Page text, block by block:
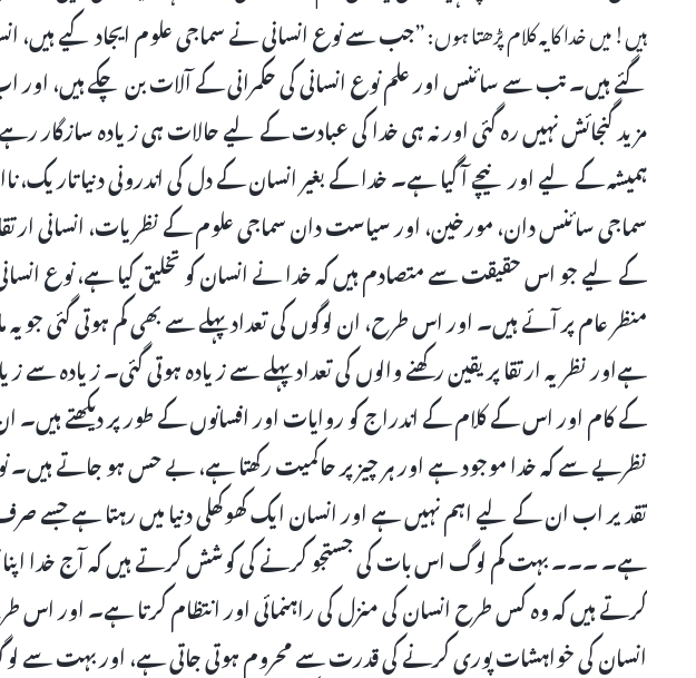
ہیں! میں خدا کا یہ کلام پڑھتا ہوں: ”جب سے نوع انسانی نے سماجی علوم ایجاد کیے ہیں،
گئے ہیں۔ تب سے سائنس اور علم نوع انسانی کی حکمرانی کے آلات بن چکے ہیں،
مزید گنجائش نہیں رہ گئی اور نہ ہی خدا کی عبادت کے لیے حالات ہی زیادہ سازگار
ہمیشہ کے لیے اور نیچے آ گیا ہے۔ خدا کے بغیر انسان کے دل کی اندرونی دنیا
سماجی سائنس دان، مورخین، اور سیاست دان سماجی علوم کے نظریات، انسانی
کے لیے جو اس حقیقت سے متصادم ہیں کہ خدا نے انسان کو تخلیق کیا ہے، نوع
منظر عام پر آئے ہیں۔ اور اس طرح، ان لوگوں کی تعداد پہلے سے بھی کم ہوتی گئی جو
ہےاور نظریہ ارتقا پر یقین رکھنے والوں کی تعداد پہلے سے زیادہ ہوتی گئی۔ زیادہ
کے کام اور اس کے کلام کے اندراج کو روایات اور افسانوں کے طور پر دیکھتے
نظریے سے کہ خدا موجود ہے اور ہر چیز پر حاکمیت رکھتا ہے، بے حس ہو جاتے ہیں۔
تقدیر اب ان کے لیے اہم نہیں ہے اور انسان ایک کھوکھلی دنیا میں رہتا ہے جسے
ہے۔ ۔۔۔ بہت کم لوگ اس بات کی جستجو کرنے کی کوشش کرتے ہیں کہ آج خدا اپنا
کرتے ہیں کہ وہ کس طرح انسان کی منزل کی راہنمائی اور انتظام کرتا ہے۔ اور اس
انسان کی خواہشات پوری کرنے کی قدرت سے محروم ہوتی جاتی ہے، اور بہت سے